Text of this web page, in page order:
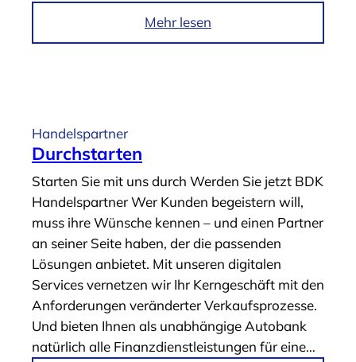
e
s
t
e
r
“
Mehr lesen
m
l
„
D
i
g
i
t
a
l
Handelspartner
Durchstarten
Starten Sie mit uns durch Werden Sie jetzt BDK
Handelspartner Wer Kunden begeistern will,
muss ihre Wünsche kennen – und einen Partner
an seiner Seite haben, der die passenden
Lösungen anbietet. Mit unseren digitalen
Services vernetzen wir Ihr Kerngeschäft mit den
Anforderungen veränderter Verkaufsprozesse.
Und bieten Ihnen als unabhängige Autobank
natürlich alle Finanzdienstleistungen für eine…